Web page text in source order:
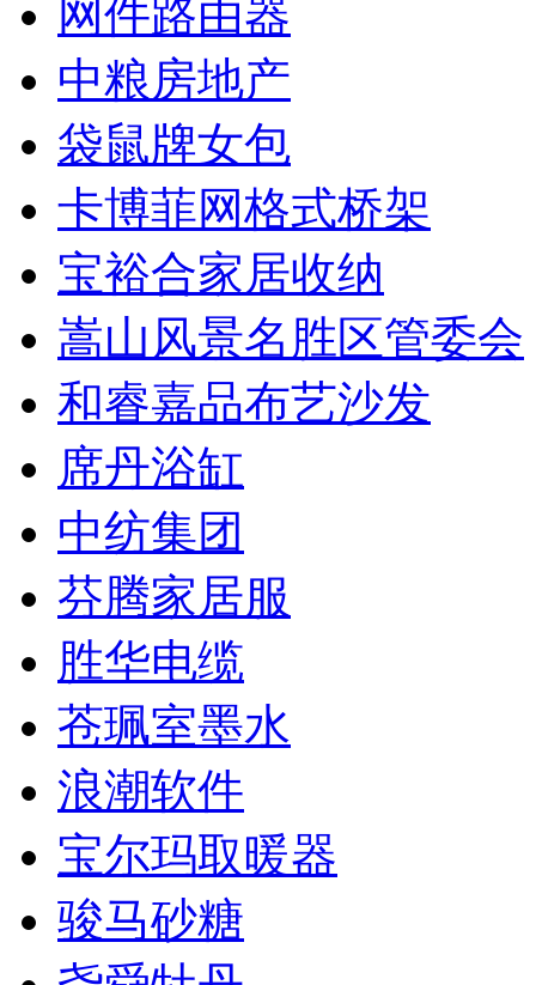
网件路由器
中粮房地产
袋鼠牌女包
卡博菲网格式桥架
宝裕合家居收纳
嵩山风景名胜区管委会
和睿嘉品布艺沙发
席丹浴缸
中纺集团
芬腾家居服
胜华电缆
苍珮室墨水
浪潮软件
宝尔玛取暖器
骏马砂糖